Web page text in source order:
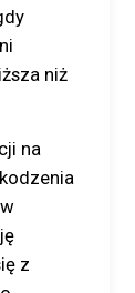
niż
na
z